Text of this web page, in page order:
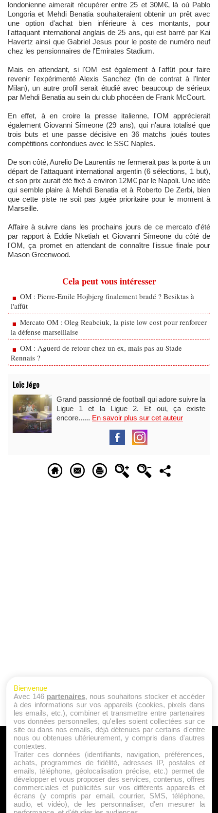
londonienne aimerait récupérer entre 25 et 30M€, là où Pablo
Longoria et Mehdi Benatia souhaiteraient obtenir un prêt avec
une option d'achat bien inférieure à ces montants, pour
l'attaquant international anglais de 25 ans, qui est barré par Kai
Havertz ainsi que Gabriel Jesus pour le poste de numéro neuf
chez les pensionnaires de l'Emirates Stadium.
Mais en attendant, si l'OM est également à l'affût pour faire
revenir l'expérimenté Alexis Sanchez (fin de contrat à l'Inter
Milan), un autre profil serait étudié avec beaucoup de sérieux
par Mehdi Benatia au sein du club phocéen de Frank McCourt.
En effet, à en croire la presse italienne, l'OM apprécierait
également Giovanni Simeone (29 ans), qui n'aura totalisé que
trois buts et une passe décisive en 36 matchs joués toutes
compétitions confondues avec le SSC Naples.
De son côté, Aurelio De Laurentiis ne fermerait pas la porte à un
départ de l'attaquant international argentin (6 sélections, 1 but),
et son prix aurait été fixé à environ 12M€ par le Napoli. Une idée
qui semble plaire à Mehdi Benatia et à Roberto De Zerbi, bien
que cette piste ne soit pas jugée prioritaire pour le moment à
Marseille.
Affaire à suivre dans les prochains jours de ce mercato d'été
par rapport à Eddie Nketiah et Giovanni Simeone du côté de
l'OM, ça promet en attendant de connaître l'issue finale pour
Mason Greenwood.
Cela peut vous intéresser
OM : Pierre-Emile Hojbjerg finalement bradé ? Besiktas à
l'affût
Mercato OM : Oleg Reabciuk, la piste low cost pour renforcer
la défense marseillaise
OM : Aguerd de retour chez un ex, mais pas au Stade
Rennais ?
Loïc Jégo
Grand passionné de football qui adore suivre la
Ligue 1 et la Ligue 2. Et oui, ça existe
encore...... En savoir plus sur cet auteur
A PROPOS
Qui sommes nous ?
Mentions Légales
Publicité
Politique de Cookies
Contact
Bienvenue
Avec 146 partenaires, nous souhaitons stocker et accéder
à des informations sur vos appareils (cookies, pixels dans
les emails, etc.), combiner et transmettre entre partenaires
vos données personnelles, qu'elles soient collectées sur ce
site ou dans nos emails, déjà détenues par certains d'entre
nous ou obtenues ultérieurement, y compris dans d'autres
contextes.
Traiter ces données (identifiants, navigation, préférences,
achats, programmes de fidélité, adresses IP, postales et
emails, téléphone, géolocalisation précise, etc.) permet de
développer et vous proposer des services, contenus, offres
commerciales et publicités sur vos différents appareils et
écrans (y compris par email, courrier, SMS, téléphone,
audio, et vidéo), de les personnaliser, d'en mesurer la